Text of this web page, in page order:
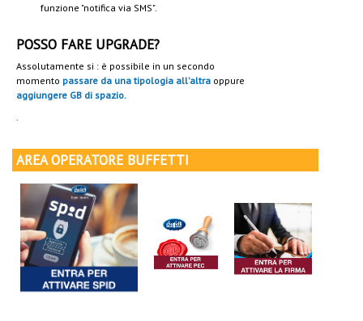
funzione "notifica via SMS".
POSSO FARE UPGRADE?
Assolutamente si : è possibile in un secondo
momento passare da una tipologia all'altra oppure
aggiungere GB di spazio.
AREA OPERATORE BUFFETTI